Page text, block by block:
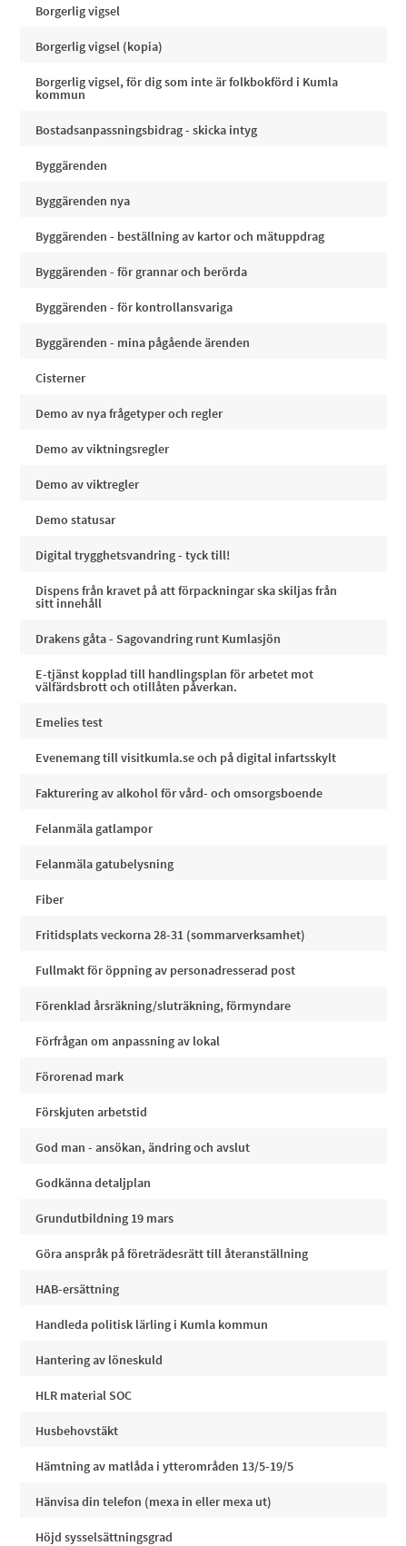
Borgerlig vigsel
Borgerlig vigsel (kopia)
Borgerlig vigsel, för dig som inte är folkbokförd i Kumla
kommun
Bostadsanpassningsbidrag - skicka intyg
Byggärenden
Byggärenden nya
Byggärenden - beställning av kartor och mätuppdrag
Byggärenden - för grannar och berörda
Byggärenden - för kontrollansvariga
Byggärenden - mina pågående ärenden
Cisterner
Demo av nya frågetyper och regler
Demo av viktningsregler
Demo av viktregler
Demo statusar
Digital trygghetsvandring - tyck till!
Dispens från kravet på att förpackningar ska skiljas från
sitt innehåll
Drakens gåta - Sagovandring runt Kumlasjön
E-tjänst kopplad till handlingsplan för arbetet mot
välfärdsbrott och otillåten påverkan.
Emelies test
Evenemang till visitkumla.se och på digital infartsskylt
Fakturering av alkohol för vård- och omsorgsboende
Felanmäla gatlampor
Felanmäla gatubelysning
Fiber
Fritidsplats veckorna 28-31 (sommarverksamhet)
Fullmakt för öppning av personadresserad post
Förenklad årsräkning/sluträkning, förmyndare
Förfrågan om anpassning av lokal
Förorenad mark
Förskjuten arbetstid
God man - ansökan, ändring och avslut
Godkänna detaljplan
Grundutbildning 19 mars
Göra anspråk på företrädesrätt till återanställning
HAB-ersättning
Handleda politisk lärling i Kumla kommun
Hantering av löneskuld
HLR material SOC
Husbehovstäkt
Hämtning av matlåda i ytterområden 13/5-19/5
Hänvisa din telefon (mexa in eller mexa ut)
Höjd sysselsättningsgrad